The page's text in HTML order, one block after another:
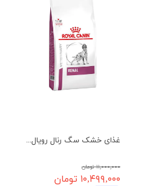
غذای خشک سگ رنال رویال کنین وزن 2 کیلوگرم
۱۱,۰۰۰,۰۰۰ تومان
۱۰,۴۹۹,۰۰۰ تومان